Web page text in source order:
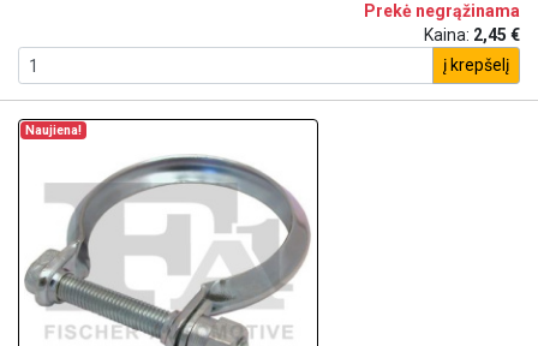
Prekė negrąžinama
Kaina: 2,45 €
į krepšelį
Naujiena!